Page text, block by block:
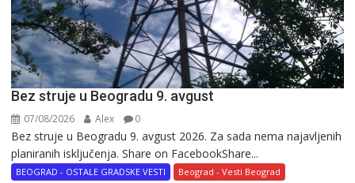
Bez struje u Beogradu 9. avgust
07/08/2026 Alex 0
Bez struje u Beogradu 9. avgust 2026. Za sada nema najavljenih
planiranih isključenja. Share on FacebookShare...
BEOGRAD - OSTALE GRADSKE VESTI
Beograd - Vesti Beograd